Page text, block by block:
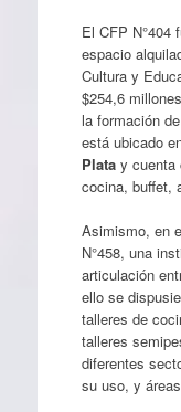
El CFP N°404
espacio
Cultura y
$254,6
la formación
está ubicado
Platay cuenta
cocina, buffet,
Asimismo, en
N°458, una
articulación
ello se
talleres de
talleres
diferentes
su uso, y